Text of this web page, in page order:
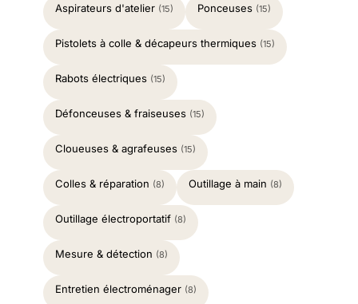
Aspirateurs d'atelier (15) Ponceuses (15)
Pistolets à colle & décapeurs thermiques (15)
Rabots électriques (15)
Défonceuses & fraiseuses (15)
Cloueuses & agrafeuses (15)
Colles & réparation (8) Outillage à main (8)
Outillage électroportatif (8)
Mesure & détection (8)
Entretien électroménager (8)